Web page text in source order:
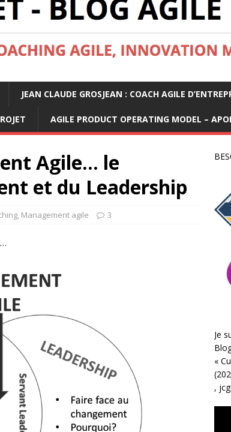
JEAN CLAUDE GROSJEAN : COACH AGILE
AGILE PRODUCT OPERATING MODEL –
Agile… le
et du Leadership
, Management agile 3
Je
«
,